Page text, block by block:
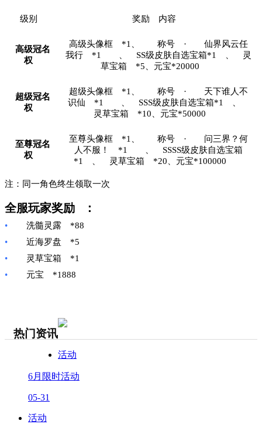
级别 奖励 内容
高级冠名
权
高级头像框 *1、 称号 ·
仙界风云任
我行
*1 SS级皮肤自选宝箱*1
灵
草宝箱
*5、元宝*20000
超级冠名
权
超级头像框 *1、 称号 ·
天下谁人不
识仙
*1 SSS级皮肤自选宝箱*1
灵草宝箱
*10、元宝*50000
至尊冠名
权
至尊头像框 *1、 称号 ·
问三界？何
人不服！
*1
SSSS级皮肤自选宝箱
*1
灵草宝箱 *20、元宝*100000
注：同一角色终生领取一次
全服玩家奖励 ：
• 洗髓灵露
*88
•
近海罗盘
*5
•
灵草宝箱
*1
•
元宝 *1888
热门资讯
活动
6月限时活动
05-31
活动